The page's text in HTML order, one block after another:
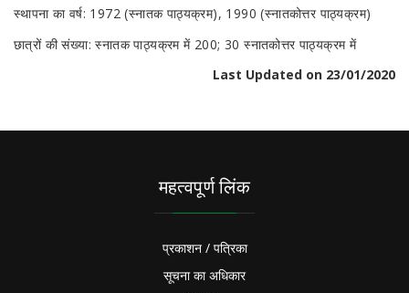
स्थापना का वर्ष: 1972 (स्नातक पाठ्यक्रम), 1990 (स्नातकोत्तर पाठ्यक्रम)
छात्रों की संख्या: स्नातक पाठ्यक्रम में 200; 30 स्नातकोत्तर पाठ्यक्रम में
Last Updated on 23/01/2020
महत्वपूर्ण लिंक
प्रकाशन / पत्रिका
सूचना का अधिकार